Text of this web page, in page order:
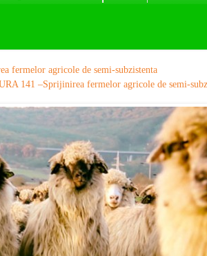
fermelor agricole de semi-subzistenta
141 –Sprijinirea fermelor agricole de semi-